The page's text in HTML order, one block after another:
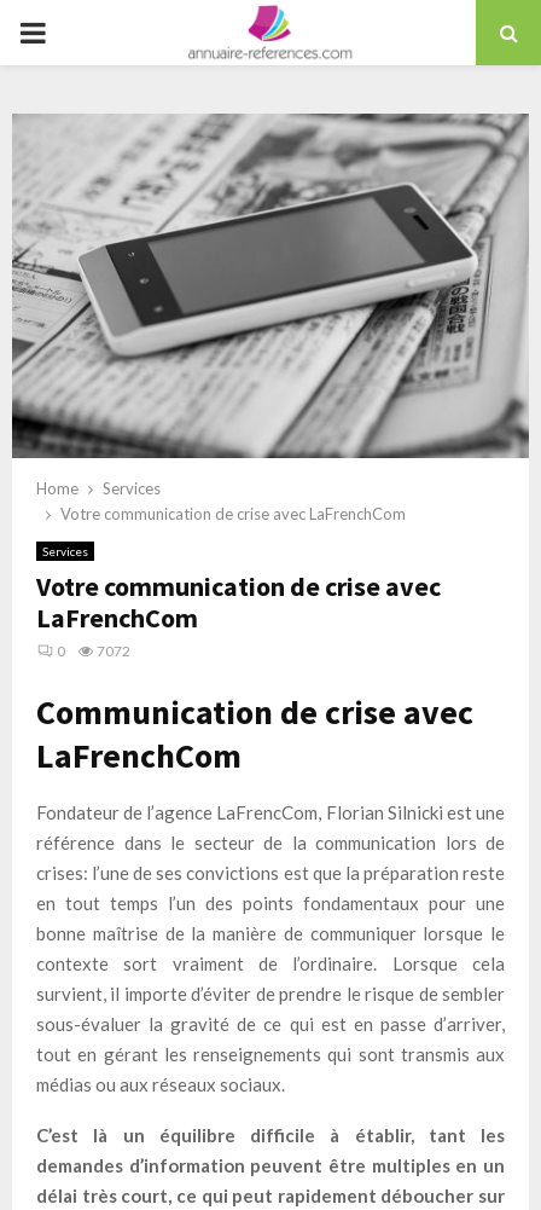
content
PRIMARY
Home
Services
Votre communication de crise avec LaFrenchCom
Services
Votre communication de crise avec
LaFrenchCom
0 7072
Communication de crise avec
LaFrenchCom
Fondateur de l’agence LaFrencCom, Florian Silnicki est une
référence dans le secteur de la communication lors de
crises: l’une de ses convictions est que la préparation reste
en tout temps l’un des points fondamentaux pour une
bonne maîtrise de la manière de communiquer lorsque le
contexte sort vraiment de l’ordinaire. Lorsque cela
survient, il importe d’éviter de prendre le risque de sembler
sous-évaluer la gravité de ce qui est en passe d’arriver,
tout en gérant les renseignements qui sont transmis aux
médias ou aux réseaux sociaux.
C’est là un équilibre difficile à établir, tant les
demandes d’information peuvent être multiples en un
délai très court, ce qui peut rapidement déboucher sur